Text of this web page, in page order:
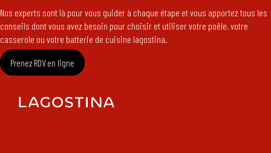
Nos experts sont là pour vous guider à chaque étape et vous apportez tous les
conseils dont vous avez besoin pour choisir et utiliser votre poêle, votre
casserole ou votre batterie de cuisine lagostina.
Prenez RDV en ligne​